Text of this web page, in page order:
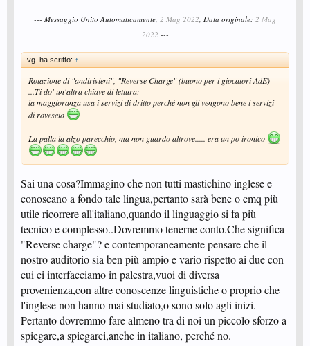
--- Messaggio Unito Automaticamente, 2 Mag 2022, Data originale: 2 Mag
2022 ---
vg. ha scritto: ↑
Rotazione di "andirivieni", "Reverse Charge" (buono per i giocatori AdE)
...Ti do' un'altra chiave di lettura:
la maggioranza usa i servizi di dritto perchè non gli vengono bene i servizi
di rovescio
La palla la alzo parecchio, ma non guardo altrove..... era un po ironico
Sai una cosa?Immagino che non tutti mastichino inglese e
conoscano a fondo tale lingua,pertanto sarà bene o cmq più
utile ricorrere all'italiano,quando il linguaggio si fa più
tecnico e complesso..Dovremmo tenerne conto.Che significa
"Reverse charge"? e contemporaneamente pensare che il
nostro auditorio sia ben più ampio e vario rispetto ai due con
cui ci interfacciamo in palestra,vuoi di diversa
provenienza,con altre conoscenze linguistiche o proprio che
l'inglese non hanno mai studiato,o sono solo agli inizi.
Pertanto dovremmo fare almeno tra di noi un piccolo sforzo a
spiegare,a spiegarci,anche in italiano, perché no.